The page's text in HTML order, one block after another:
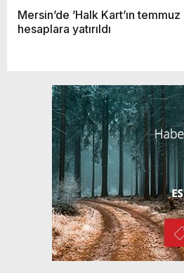
Mersin’de ’Halk Kart’ın
hesaplara yatırıldı